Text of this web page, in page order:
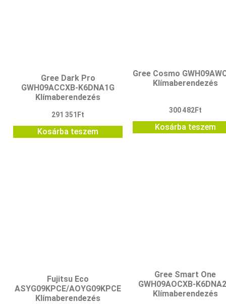
Gree Dark Pro
GWH09ACCXB-K6DNA1G
Klímaberendezés
291 351 Ft
Kosárba teszem
Gree Cosmo
Klímaberendezés
300 482Ft
Kosárba teszem
Fujitsu Eco
ASYG09KPCE/AOYG09KPCE
Klímaberendezés
Gree Smart One
GWH09AOCXB-
Klímaberendezés